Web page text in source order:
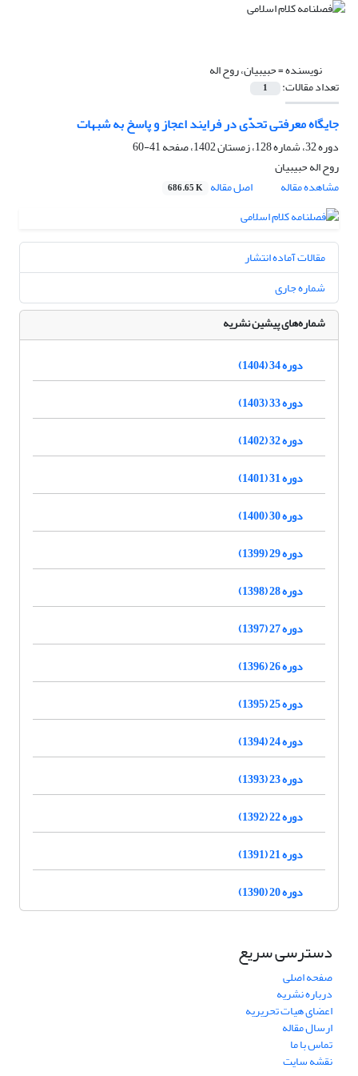
نویسنده =حبیبیان، روح اله
تعداد مقالات: 1
جایگاه معرفتی تحدّی در فرایند اعجاز و پاسخ به شبهات
دوره 32، شماره 128، زمستان 1402، صفحه
41-60
روح اله حبیبیان
مشاهده مقاله
اصل مقاله 686.65 K
مقالات آماده انتشار
شماره جاری
شماره‌های پیشین نشریه
دوره 34 (1404)
دوره 33 (1403)
دوره 32 (1402)
دوره 31 (1401)
دوره 30 (1400)
دوره 29 (1399)
دوره 28 (1398)
دوره 27 (1397)
دوره 26 (1396)
دوره 25 (1395)
دوره 24 (1394)
دوره 23 (1393)
دوره 22 (1392)
دوره 21 (1391)
دوره 20 (1390)
دسترسی سریع
صفحه اصلی
درباره نشریه
اعضای هیات تحریریه
ارسال مقاله
تماس با ما
نقشه سایت